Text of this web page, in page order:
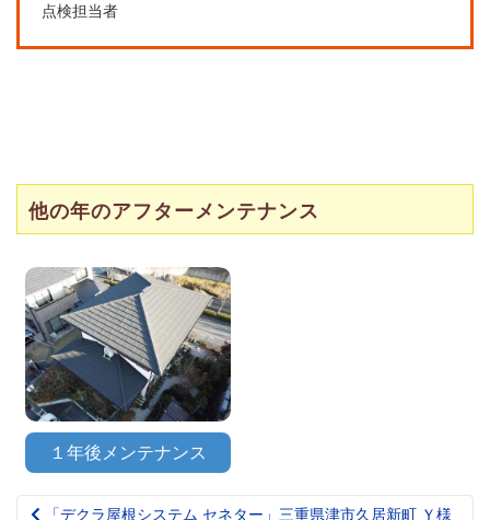
点検担当者
他の年のアフターメンテナンス
１年後メンテナンス
「デクラ屋根システム セネター」三重県津市久居新町 Ｙ様